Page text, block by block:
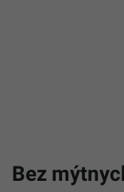
Bez